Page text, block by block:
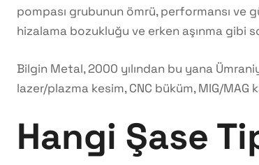
pompası grubunun ömrü, performansı ve
hizalama bozukluğu ve erken aşınma gibi
Bilgin Metal, 2000 yılından bu yana
lazer/plazma kesim, CNC büküm, MIG/
Hangi Şase